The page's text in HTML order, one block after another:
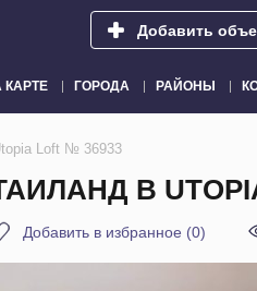
Добавить
КАРТЕ ГОРОДА РАЙОНЫ
Loft № 36933
В
Добавить в избранное (0)